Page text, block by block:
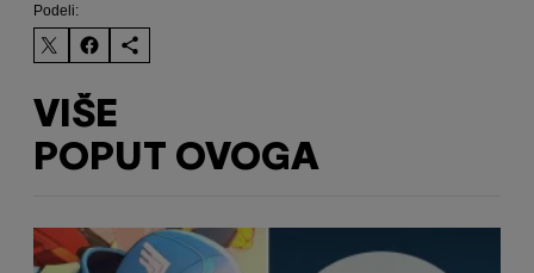
Podeli:
VIŠE
POPUT OVOGA